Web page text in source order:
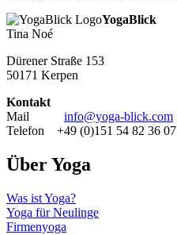
YogaBlick
Tina Noé
Dürener Straße 153
50171 Kerpen
Kontakt
Mail info@yoga-blick.com
Telefon +49 (0)151 54 82 36 07
Über Yoga
Was ist Yoga?
Yoga für Neulinge
Firmenyoga